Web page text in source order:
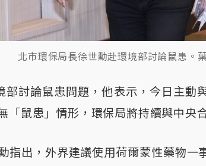
北市環保局長徐世勳赴環境部討論鼠患。
部討論鼠患問題，他表示，今日主動
「鼠患」情形，環保局將持續與中央
指出，外界建議使用荷爾蒙性藥物一